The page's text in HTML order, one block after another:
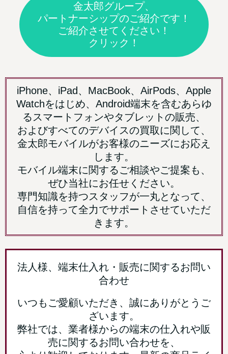
金太郎グループ、
パートナーシップのご紹介です！
ご紹介させてください！
クリック！
iPhone、iPad、MacBook、AirPods、Apple
Watchをはじめ、Android端末を含むあらゆ
るスマートフォンやタブレットの販売、
およびすべてのデバイスの買取に関して、
金太郎モバイルがお客様のニーズにお応え
します。
モバイル端末に関するご相談やご提案も、
ぜひ当社にお任せください。
専門知識を持つスタッフが一丸となって、
自信を持って全力でサポートさせていただ
きます。
法人様、端末仕入れ・販売に関するお問い
合わせ
いつもご愛顧いただき、誠にありがとうご
ざいます。
弊社では、業者様からの端末の仕入れや販
売に関するお問い合わせを、